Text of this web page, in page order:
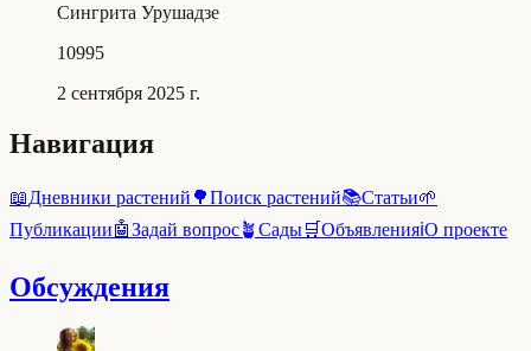
Сингрита Урушадзе
10995
2 сентября 2025 г.
Навигация
📖Дневники растений 🌳Поиск растений📚Статьи🌱
Публикации🤖Задай вопрос🪴Сады🛒Объявленияℹ️О проекте
Обсуждения